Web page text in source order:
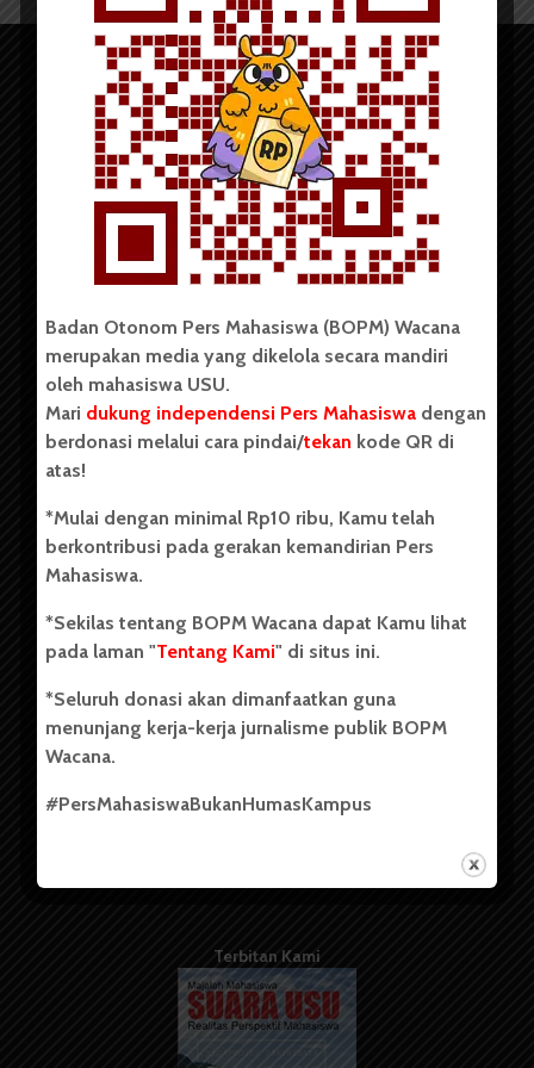
Copyright © 2023. All rights reserved BOPM WACANA.
Badan Otonom Pers Mahasiswa (BOPM) Wacana merupakan
pers mahasiswa yang berdiri di luar kampus dan dikelola
secara mandiri oleh mahasiswa Universitas Sumatera Utara
(USU). Sebelumnya BOPM Wacana merupakan salah satu
Unit Kegiatan Mahasiswa (UKM) di Universitas Sumatera
berdiri pada 1 Juli 1995.
Kontribusi
Info Iklan
Pedoman Media Siber
Kode Etik Jurnalistik
Terbitan Kami
Badan Otonom Pers Mahasiswa (BOPM) Wacana
merupakan media yang dikelola secara mandiri
oleh mahasiswa USU.
Mari dukung independensi Pers Mahasiswa dengan
berdonasi melalui cara pindai/tekan kode QR di
atas!
*Mulai dengan minimal Rp10 ribu, Kamu telah
berkontribusi pada gerakan kemandirian Pers
Mahasiswa.
*Sekilas tentang BOPM Wacana dapat Kamu lihat
pada laman "Tentang Kami" di situs ini.
*Seluruh donasi akan dimanfaatkan guna
menunjang kerja-kerja jurnalisme publik BOPM
Wacana.
#PersMahasiswaBukanHumasKampus